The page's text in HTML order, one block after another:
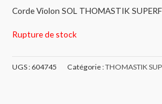
Corde Violon SOL THOMASTIK
Rupture de stock
UGS : 604745 Catégorie :THOMASTIK